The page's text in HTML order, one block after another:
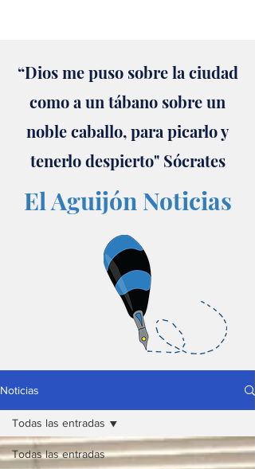
“Dios me puso sobre la ciudad
como a un tábano sobre un
noble caballo, para picarlo y
tenerlo despierto" Sócrates
El Aguijón Noticias
Noticias
Todas las entradas
Todas las entradas